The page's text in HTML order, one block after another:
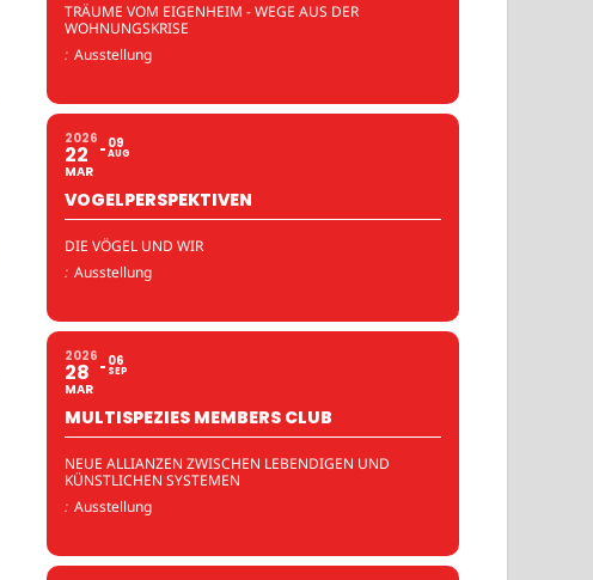
TRÄUME VOM EIGENHEIM - WEGE AUS DER
WOHNUNGSKRISE
: Ausstellung
2026
22
MAR
09
AUG
VOGELPERSPEKTIVEN
DIE VÖGEL UND WIR
: Ausstellung
2026
28
MAR
06
SEP
MULTISPEZIES MEMBERS CLUB
NEUE ALLIANZEN ZWISCHEN LEBENDIGEN UND
KÜNSTLICHEN SYSTEMEN
: Ausstellung